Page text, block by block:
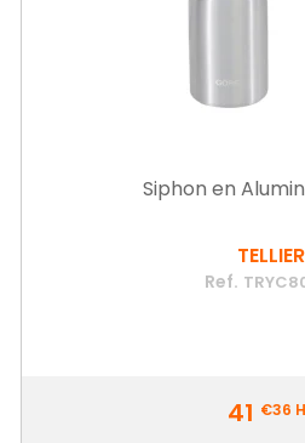
Siphon en
TELLIER
Ref.
41 €36